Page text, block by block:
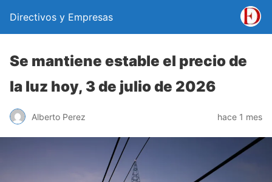
Directivos y Empresas
Se mantiene estable el precio de
la luz hoy, 3 de julio de 2026
Alberto Perez hace 1 mes